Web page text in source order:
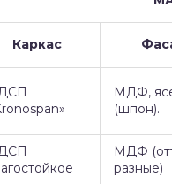
Каркас
МДФ,
(шпон).
МДФ
разные)